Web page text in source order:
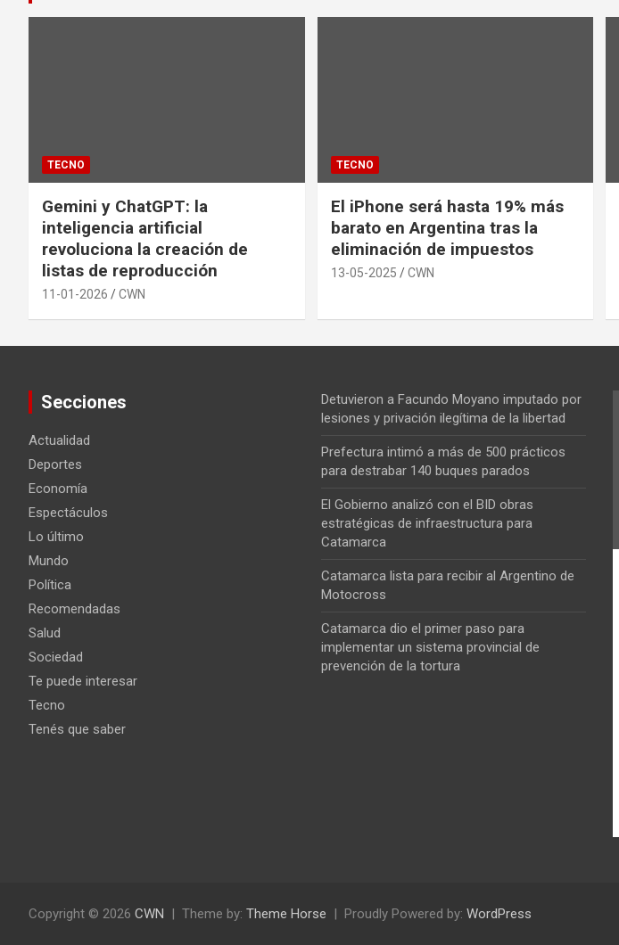
TECNO
Gemini y ChatGPT: la
inteligencia artificial
revoluciona la creación de
listas de reproducción
11-01-2026 CWN
TECNO
El iPhone será hasta 19% más
barato en Argentina tras la
eliminación de impuestos
13-05-2025 CWN
Secciones
Actualidad
Deportes
Economía
Espectáculos
Lo último
Mundo
Política
Recomendadas
Salud
Sociedad
Te puede interesar
Tecno
Tenés que saber
Detuvieron a Facundo Moyano imputado por
lesiones y privación ilegítima de la libertad
Prefectura intimó a más de 500 prácticos
para destrabar 140 buques parados
El Gobierno analizó con el BID obras
estratégicas de infraestructura para
Catamarca
Catamarca lista para recibir al Argentino de
Motocross
Catamarca dio el primer paso para
implementar un sistema provincial de
prevención de la tortura
Copyright © 2026 CWN Theme by: Theme Horse Proudly Powered by: WordPress